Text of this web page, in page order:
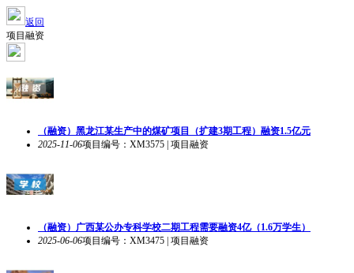
返回
项目融资
（融资）黑龙江某生产中的煤矿项目（扩建3期工程）融资1.5亿元
2025-11-06项目编号：XM3575 | 项目融资
（融资）广西某公办专科学校二期工程需要融资4亿（1.6万学生）
2025-06-06项目编号：XM3475 | 项目融资